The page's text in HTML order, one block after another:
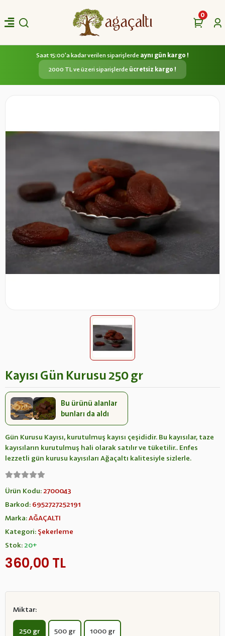
0
Saat 15:00'a kadar verilen siparişlerde aynı gün kargo !
2000 TL ve üzeri siparişlerde ücretsiz kargo !
Kayısı Gün Kurusu 250 gr
Bu ürünü alanlar
bunları da aldı
Gün Kurusu Kayısı, kurutulmuş kayısı çeşididir. Bu kayısılar, taze
kayısıların kurutulmuş hali olarak satılır ve tüketilir.. Enfes
lezzetli gün kurusu kayısıları Ağaçaltı kalitesiyle sizlerle.
Ürün Kodu:2700043
Barkod: 6952727252191
Marka:AĞAÇALTI
Kategori: Şekerleme
Stok:20+
360,00 TL
Miktar:
250 gr 500 gr 1000 gr